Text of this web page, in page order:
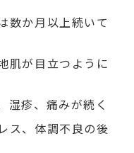
数か月以上続いて
肌が目立つように
湿疹、痛みが続く
ス、体調不良の後